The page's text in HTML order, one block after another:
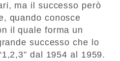
ma il successo però
quando conosce
il quale forma un
successo che lo
dal 1954 al 1959.